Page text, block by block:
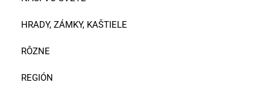
HRADY, ZÁMKY, KAŠTIELE
RÔZNE
REGIÓN